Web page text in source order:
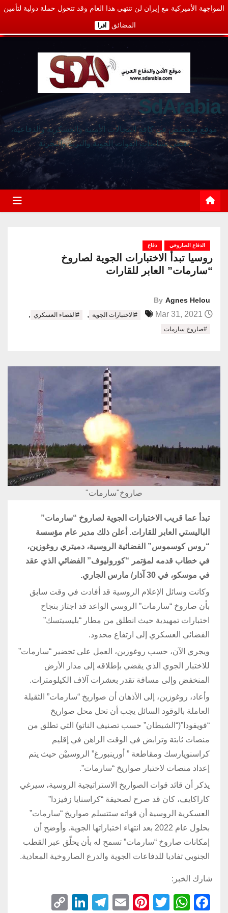
المواجهة الأميركية مع إيران لن تنتهي هذا العام وقد تتحول حملة دولية لتأمين
المضائق أقرأ
SdArabia
موقع متخصص في كافة المجالات الأمنية والعسكرية والدفاعية،
يغطي نشاطات القوات الجوية والبرية والبحرية
الدفاع الصاروخي دفاع
روسيا تبدأ الاختبارات الجوية لصاروخ
“سارمات” العابر للقارات
By Agnes Helou
#الاختبارات الجوية , #الفضاء العسكري ,
#صاروخ سارمات
صاروخ"سارمات"
تبدأ عما قريب الاختبارات الجوية لصاروخ “سارمات”
الباليستي العابر للقارات. أعلن ذلك مدير عام مؤسسة
“روس كوسموس” الفضائية الروسية، دميتري روغوزين،
في خطاب قدمه لمؤتمر “كوروليوف” الفضائي الذي عقد
في موسكو، في 30 آذار/ مارس الجاري.
وكانت وسائل الإعلام الروسية قد أفادت في وقت سابق
بأن صاروخ “سارمات” الروسي الواعد قد اجتاز بنجاح
اختبارات تمهيدية حيث انطلق من مطار “بليسيتسك”
الفضائي العسكري إلى ارتفاع محدود.
ويجري الآن، حسب روغوزين، العمل على تحضير “سارمات”
للاختبار الجوي الذي يقضي بإطلاقه إلى مدار الأرض
المنخفض وإلى مسافة تقدر بعشرات آلاف الكيلومترات.
وأعاد، روغوزين، إلى الأذهان أن صواريخ “سارمات” الثقيلة
العاملة بالوقود السائل يجب أن تحل محل صواريخ
“فويفودا”(“الشيطان” حسب تصنيف الناتو) التي تطلق من
منصات ثابتة وترابض في الوقت الراهن في إقليم
كراسنويارسك ومقاطعة ” أورينبورغ” الروسييْن حيث يتم
إعداد منصات لاختبار صواريخ “سارمات”.
يذكر أن قائد قوات الصواريخ الاستراتيجية الروسية، سيرغي
كاراكايف، كان قد صرح لصحيفة “كراسنايا زفيزدا”
العسكرية الروسية أن قواته ستتسلم صواريخ “سارمات”
بحلول عام 2022 بعد انتهاء اختباراتها الجوية. وأوضح أن
إمكانات صاروخ “سارمات” تسمح له بأن يحلّق عبر القطب
الجنوبي تفاديا للدفاعات الجوية والدرع الصاروخية المعادية.
شارك الخبر:
F
W
T
Pi
E
T
Li